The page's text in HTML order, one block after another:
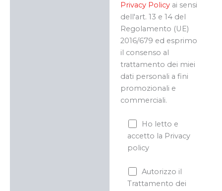
Privacy Policyai sensi
dell'art. 13 e 14 del
Regolamento (UE)
2016/679 ed esprimo
il consenso al
trattamento dei miei
dati personali a fini
promozionali e
commerciali.
Ho letto e
accetto la Privacy
policy
Autorizzo il
Trattamento dei